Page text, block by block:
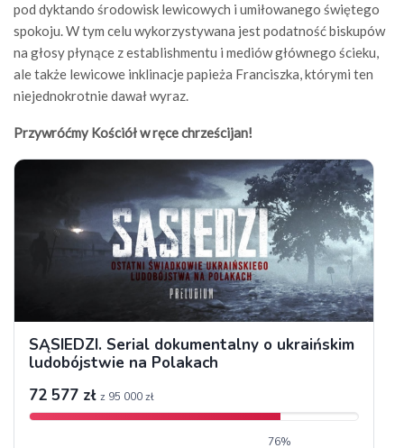
pod dyktando środowisk lewicowych i umiłowanego świętego
spokoju. W tym celu wykorzystywana jest podatność biskupów
na głosy płynące z establishmentu i mediów głównego ścieku,
ale także lewicowe inklinacje papieża Franciszka, którymi ten
niejednokrotnie dawał wyraz.
Przywróćmy Kościół w ręce chrześcijan!